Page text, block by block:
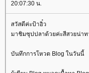
20:07:30 น.
สวัสดีค่ะป้าอิ๋ว
มาชิมซุปปลาด้วยค่ะสีสวยน่าท
บันทึกการโหวต Blog ในวันนี้